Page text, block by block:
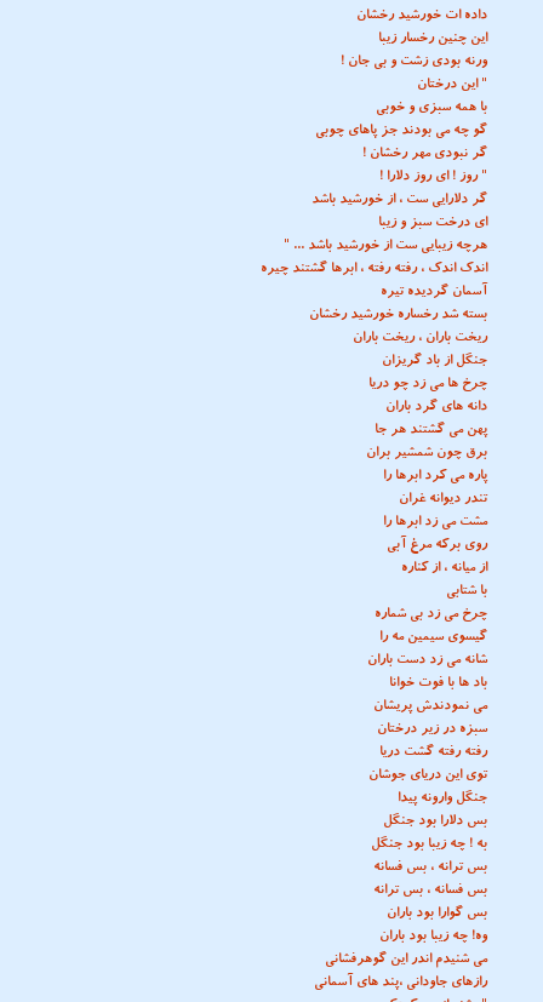
داده ات خورشید رخشان
این چنین رخسار زیبا
ورنه بودی زشت و بی جان !
" این درختان
با همه سبزی و خوبی
گو چه می بودند جز پاهای چوبی
گر نبودی مهر رخشان !
" روز ! ای روز دلارا !
گر دلارایی ست ، از خورشید باشد
ای درخت سبز و زیبا
هرچه زیبایی ست از خورشید باشد ... "
اندک اندک ، رفته رفته ، ابرها گشتند چیره
آسمان گردیده تیره
بسته شد رخساره خورشید رخشان
ریخت باران ، ریخت باران
جنگل از باد گریزان
چرخ ها می زد چو دریا
دانه های گرد باران
پهن می گشتند هر جا
برق چون شمشیر بران
پاره می کرد ابرها را
تندر دیوانه غران
مشت می زد ابرها را
روی برکه مرغ آبی
از میانه ، از کناره
با شتابی
چرخ می زد بی شماره
گیسوی سیمین مه را
شانه می زد دست باران
باد ها با فوت خوانا
می نمودندش پریشان
سبزه در زیر درختان
رفته رفته گشت دریا
توی این دریای جوشان
جنگل وارونه پیدا
بس دلارا بود جنگل
به ! چه زیبا بود جنگل
بس ترانه ، بس فسانه
بس فسانه ، بس ترانه
بس گوارا بود باران
وه! چه زیبا بود باران
می شنیدم اندر این گوهرفشانی
رازهای جاودانی ،پند های آسمانی